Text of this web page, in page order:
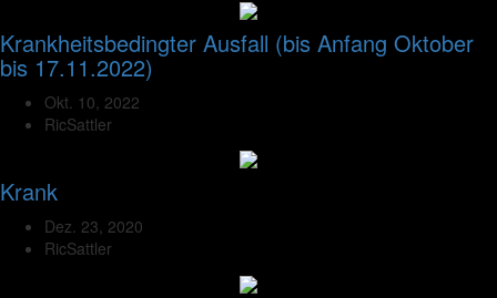
Krankheitsbedingter Ausfall (bis Anfang Oktober
bis 17.11.2022)
Okt. 10, 2022
RicSattler
Krank
Dez. 23, 2020
RicSattler